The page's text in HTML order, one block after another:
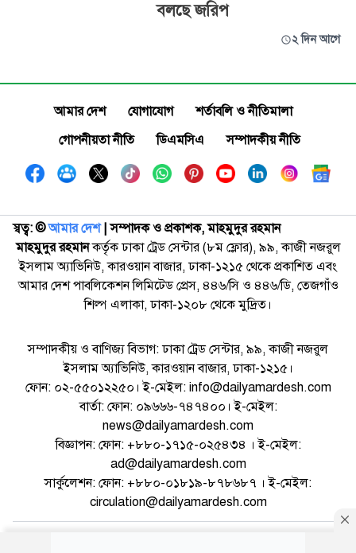
বলছে জরিপ
২ দিন আগে
আমার দেশ যোগাযোগ
শর্তাবলি ও নীতিমালা
গোপনীয়তা নীতি
ডিএমসিএ সম্পাদকীয় নীতি
স্বত্ব: ©️আমার দেশ| সম্পাদক ও প্রকাশক, মাহমুদুর রহমান
মাহমুদুর রহমানকর্তৃক ঢাকা ট্রেড সেন্টার (৮ম ফ্লোর), ৯৯, কাজী নজরুল
ইসলাম অ্যাভিনিউ, কারওয়ান বাজার, ঢাকা-১২১৫ থেকে প্রকাশিত এবং
আমার দেশ পাবলিকেশন লিমিটেড প্রেস, ৪৪৬/সি ও ৪৪৬/ডি, তেজগাঁও
শিল্প এলাকা, ঢাকা-১২০৮ থেকে মুদ্রিত।
সম্পাদকীয় ও বাণিজ্য বিভাগ: ঢাকা ট্রেড সেন্টার, ৯৯, কাজী নজরুল
ইসলাম অ্যাভিনিউ, কারওয়ান বাজার, ঢাকা-১২১৫।
ফোন: ০২-৫৫০১২২৫০। ই-মেইল: info@dailyamardesh.com
বার্তা: ফোন: ০৯৬৬৬-৭৪৭৪০০। ই-মেইল:
news@dailyamardesh.com
বিজ্ঞাপন: ফোন: +৮৮০-১৭১৫-০২৫৪৩৪ । ই-মেইল:
ad@dailyamardesh.com
সার্কুলেশন: ফোন: +৮৮০-০১৮১৯-৮৭৮৬৮৭ । ই-মেইল:
circulation@dailyamardesh.com